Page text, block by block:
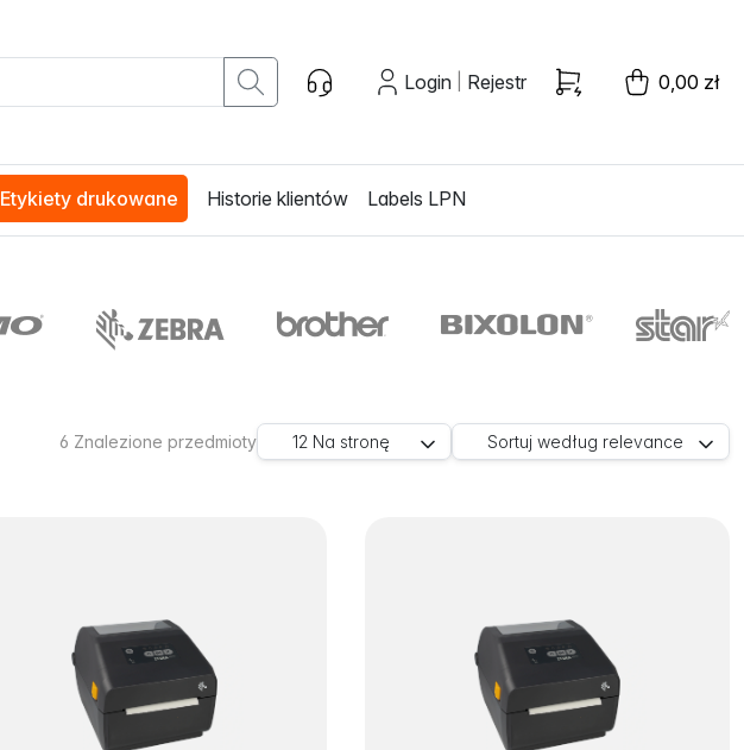
Login Rejestr 0,00 zł
Etykiety drukowane Historie klientów Labels LPN
6 Znalezione przedmioty 12 Na stronę Sortuj według relevance